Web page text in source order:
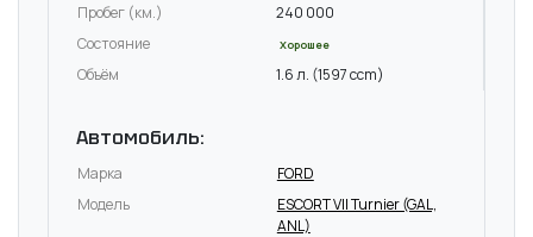
Пробег (км.)
240 000
Состояние
Хорошее
Объём 1.6 л. (1597 ccm)
Автомобиль:
Марка
FORD
Модель
ESCORT VII Turnier (GAL,
ANL)